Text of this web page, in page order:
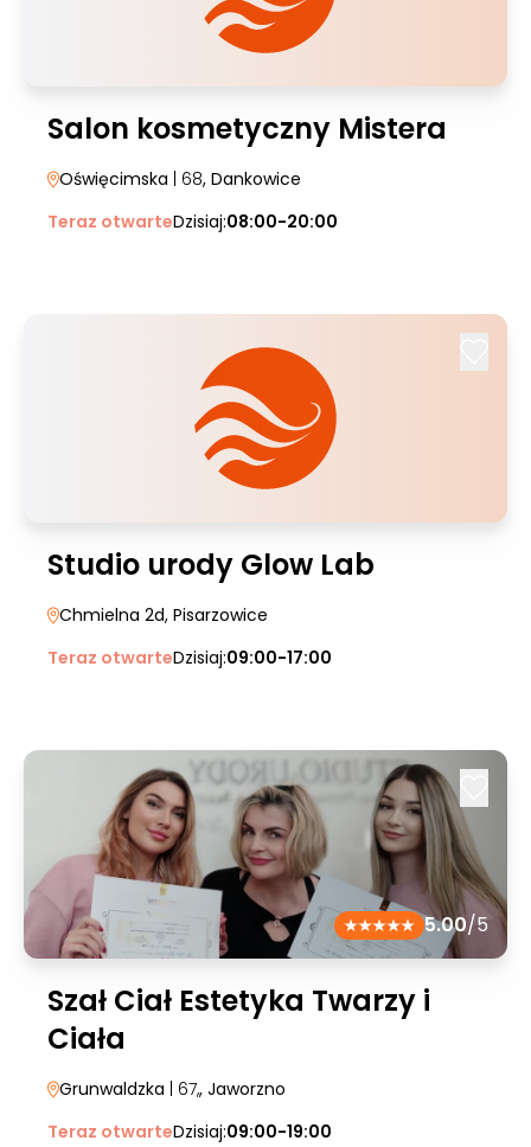
Salon kosmetyczny Mistera
Oświęcimska | 68, Dankowice
Teraz otwarteDzisiaj:08:00-20:00
Studio urody Glow Lab
Chmielna 2d, Pisarzowice
Teraz otwarteDzisiaj:09:00-17:00
5.00/5
Szał Ciał Estetyka Twarzy i
Ciała
Grunwaldzka | 67,, Jaworzno
Teraz otwarteDzisiaj:09:00-19:00